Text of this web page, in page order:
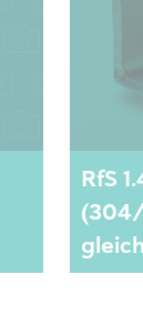
RfS